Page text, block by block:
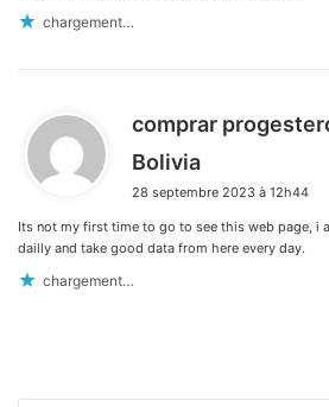
chargement…
comprar
Bolivia
t
:
28 septembre 2023 à 12h44
Its not my first time to go to see this web page, i
dailly and take good data from here every day.
chargement…